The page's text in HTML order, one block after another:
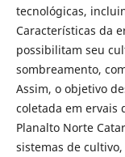
tecnológicas,
Características da
possibilitam seu
sombreamento,
Assim, o objetivo
coletada em ervais
Planalto Norte
sistemas de